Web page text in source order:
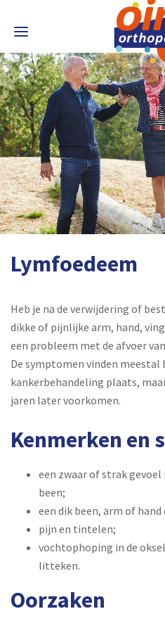
Lymfoedeem
Heb je na de verwijdering of
dikke of pijnlijke arm, hand,
een probleem met de afvoer
De symptomen vinden meestal
kankerbehandeling plaats,
jaren later voorkomen.
Kenmerken en
een zwaar of strak
been;
een dik been, arm of hand
pijn en tintelen;
vochtophoping in de
litteken.
Oorzaken